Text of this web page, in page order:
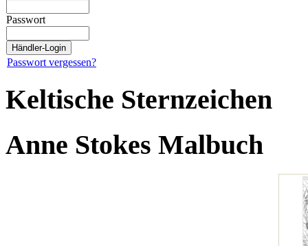
Passwort
Passwort vergessen?
Keltische Sternzeichen
Anne Stokes Malbuch